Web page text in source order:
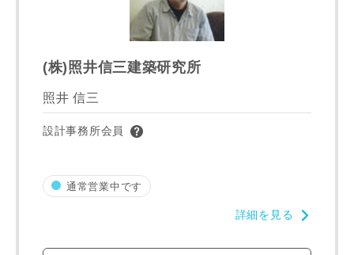
(株)照井信三建築研究所
照井 信三
設計事務所会員
通常営業中です
詳細を見る
都道府県
市区町村